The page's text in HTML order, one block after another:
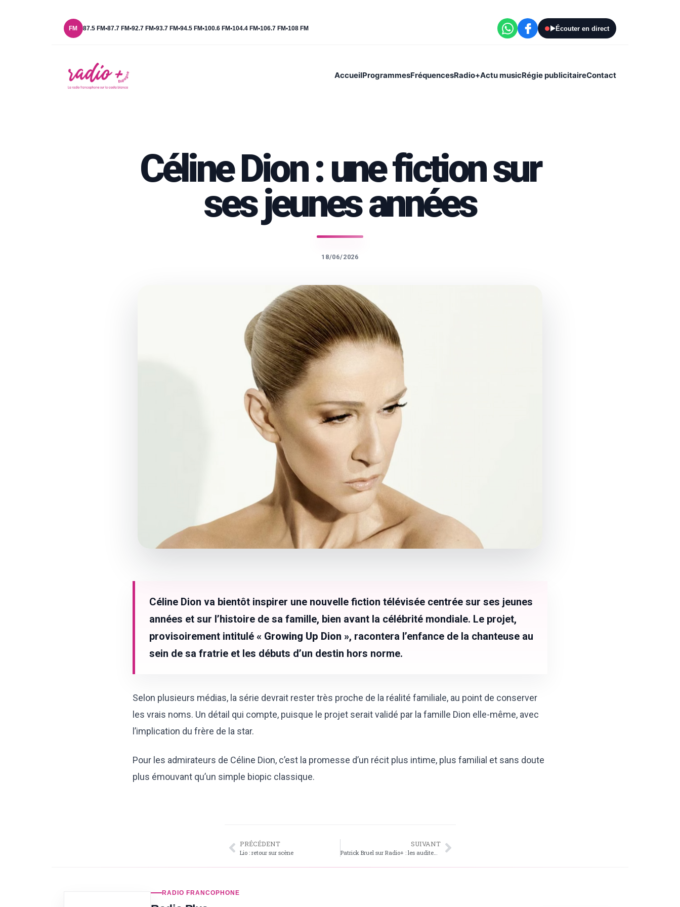
87.5 FM•87.7 FM•92.7 FM•93.7 FM•94.5 FM•100.6 FM•104.4 FM•106.7 FM•108 FM Écouter en direct
AccueilProgrammesFréquencesRadio+Actu musicRégie publicitaireContact
Céline Dion : une fiction sur
ses jeunes années
18/06/2026
Céline Dion va bientôt inspirer une nouvelle fiction télévisée centrée sur ses jeunes
années et sur l’histoire de sa famille, bien avant la célébrité mondiale. Le projet,
provisoirement intitulé « Growing Up Dion », racontera l’enfance de la chanteuse au
sein de sa fratrie et les débuts d’un destin hors norme.
Selon plusieurs médias, la série devrait rester très proche de la réalité familiale, au point de conserver
les vrais noms. Un détail qui compte, puisque le projet serait validé par la famille Dion elle-même, avec
l’implication du frère de la star.
Pour les admirateurs de Céline Dion, c’est la promesse d’un récit plus intime, plus familial et sans doute
plus émouvant qu’un simple biopic classique.
PRÉCÉDENT
Lio : retour sur scène
SUIVANT
Patrick Bruel sur Radio+ : les auditeurs se sont exprimés
RADIO FRANCOPHONE